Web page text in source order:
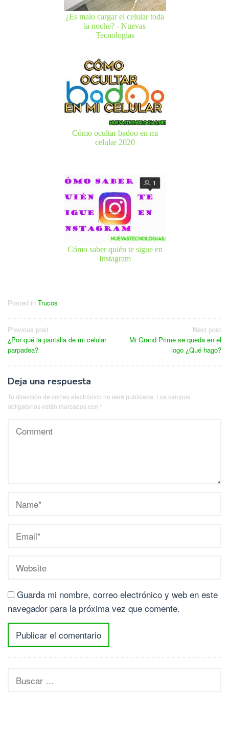
¿Es malo cargar el celular toda
la noche? - Nuevas
Tecnologias
Cómo ocultar badoo en mi
celular 2020
Cómo saber quién te sigue en
Instagram
Posted in Trucos
Navegación
de
entradas
Previous post
¿Por qué la pantalla de mi celular
parpadea?
Next post
Mi Grand Prime se queda en el
logo ¿Qué hago?
Deja una respuesta
Tu dirección de correo electrónico no será publicada. Los campos
obligatorios están marcados con *
Guarda mi nombre, correo electrónico y web en este
navegador para la próxima vez que comente.
Buscar: